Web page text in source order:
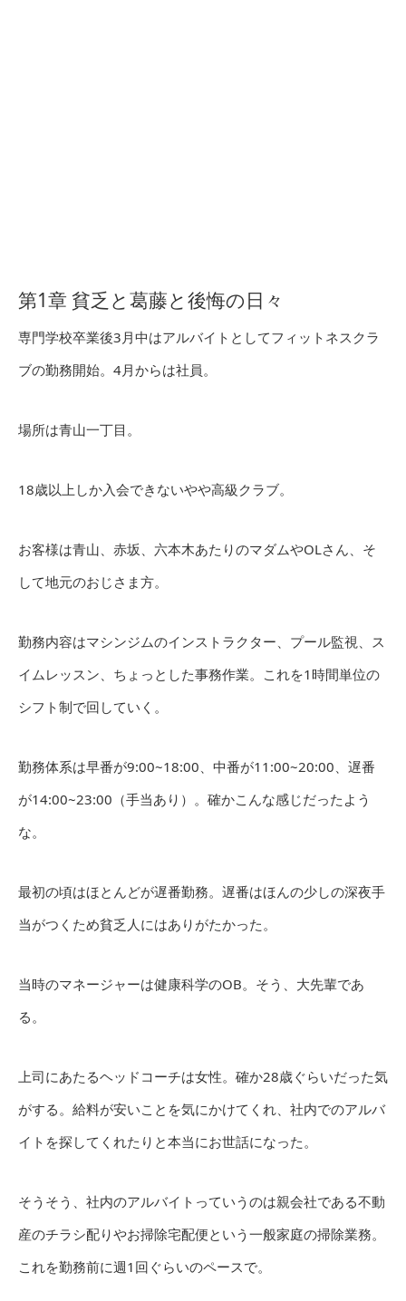
第1章 貧乏と葛藤と後悔の日々
専門学校卒業後3月中はアルバイトとしてフィットネスクラ
ブの勤務開始。4月からは社員。
場所は青山一丁目。
18歳以上しか入会できないやや高級クラブ。
お客様は青山、赤坂、六本木あたりのマダムやOLさん、そ
して地元のおじさま方。
勤務内容はマシンジムのインストラクター、プール監視、ス
イムレッスン、ちょっとした事務作業。これを1時間単位の
シフト制で回していく。
勤務体系は早番が9:00~18:00、中番が11:00~20:00、遅番
が14:00~23:00（手当あり）。確かこんな感じだったよう
な。
最初の頃はほとんどが遅番勤務。遅番はほんの少しの深夜手
当がつくため貧乏人にはありがたかった。
当時のマネージャーは健康科学のOB。そう、大先輩であ
る。
上司にあたるヘッドコーチは女性。確か28歳ぐらいだった気
がする。給料が安いことを気にかけてくれ、社内でのアルバ
イトを探してくれたりと本当にお世話になった。
そうそう、社内のアルバイトっていうのは親会社である不動
産のチラシ配りやお掃除宅配便という一般家庭の掃除業務。
これを勤務前に週1回ぐらいのペースで。